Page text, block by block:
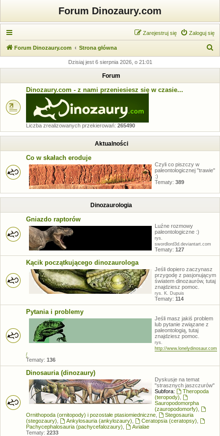
Forum Dinozaury.com
Zaloguj się
Zarejestruj się
Forum Dinozaury.com Strona główna
k
Dzisiaj jest 6 sierpnia 2026, o 21:01
Forum
Dinozaury.com - z nami przeniesiesz się w czasie...
Liczba zrealizowanych przekierowań: 265490
Aktualności
Co w skałach eroduje
Czyli co piszczy w
paleontologicznej "trawie"
:)
Tematy: 389
Dinozaurologia
Gniazdo raptorów
Luźne rozmowy
paleontologiczne :)
rys.
swordlord3d.deviantart.com
Tematy: 127
Kącik początkującego dinozaurologa
Jeśli dopiero zaczynasz
przygodę z pasjonującym
światem dinozaurów, tutaj
znajdziesz pomoc.
rys. K. Dupuis
Tematy: 114
Pytania i problemy
Jeśli masz jakiś problem
lub pytanie związane z
paleontologią, tutaj
znajdziesz pomoc.
rys.
http://www.lonelydinosaur.com
/
Tematy: 136
Dinosauria (dinozaury)
Dyskusje na temat
"strasznych jaszczurów"
Subfora:
Theropoda
(teropody)
Sauropodomorpha
(zauropodomorfy)
Ornithopoda (ornitopody) i pozostałe ptasiomiedniczne
Stegosauria
(stegozaury)
Ankylosauria (ankylozaury) Ceratopsia (ceratopsy)
Pachycephalosauria (pachycefalozaury)
Avialae
Tematy: 2233